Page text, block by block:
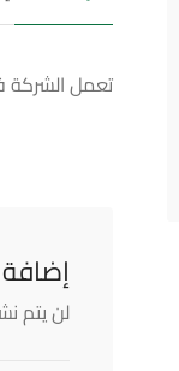
تعمل
لن يتم